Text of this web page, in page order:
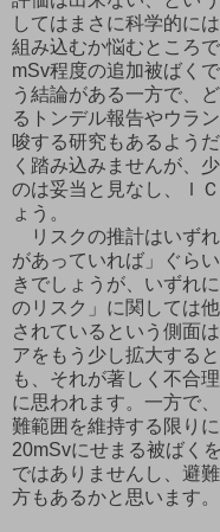
してはまさに科学的に
組み込むか悩むところ
mSv程度の追加被ばく
う結論がある一方で、
るトンデル報告やウラ
唆する研究もあるよう
く踏み込みませんが、
のは妥当と見なし、Ｉ
ょう。
リスクの推計はいず
があっていれば」ぐら
きでしょうが、いずれ
のリスク」に関しては
されているという側面
アをもう少し拡大する
も、それが著しく不合
に思われます。一方で
難範囲を維持する限り
20mSvにせまる被ばく
ではありませんし、避
方もあるかと思います。